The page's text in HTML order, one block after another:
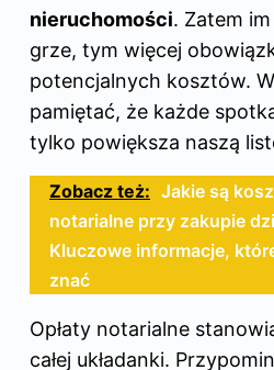
nieruchomości. Zatem
grze, tym więcej
potencjalnych kosztów.
pamiętać, że każde
tylko powiększa naszą
Zobacz też: Jakie są
notarialne przy zakupie
Kluczowe informacje,
znać
Opłaty notarialne
całej układanki.